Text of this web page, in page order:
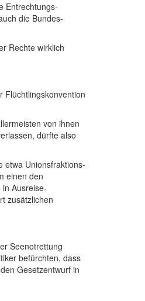
Entrechtungs­
die Bundes­
Rechte wirklich
Flüchtlings­konvention
von ihnen
dürfte also
etwa Unions­fraktions­
einen den
in Ausreise­
zusätzlichen
Seenot­rettung
befürchten, dass
Gesetz­entwurf in